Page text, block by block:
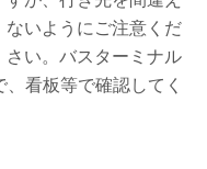
ないようにご注意くだ
さい。バスターミナル
看板等で確認してく